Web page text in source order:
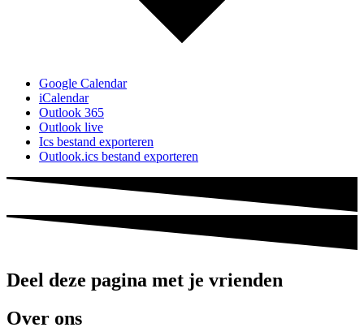
Google Calendar
iCalendar
Outlook 365
Outlook live
Ics bestand exporteren
Outlook.ics bestand exporteren
Deel deze pagina met je vrienden
Over ons